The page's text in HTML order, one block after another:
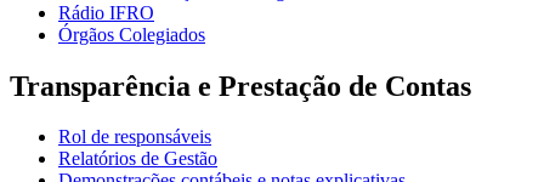
Rádio IFRO
Órgãos Colegiados
Transparência e Prestação de Contas
Rol de responsáveis
Relatórios de Gestão